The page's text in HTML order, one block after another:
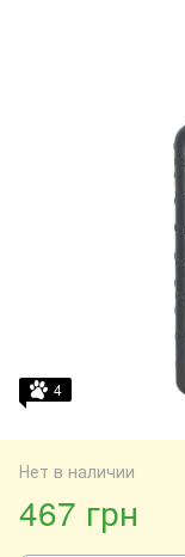
4
Нет в наличии
467 грн